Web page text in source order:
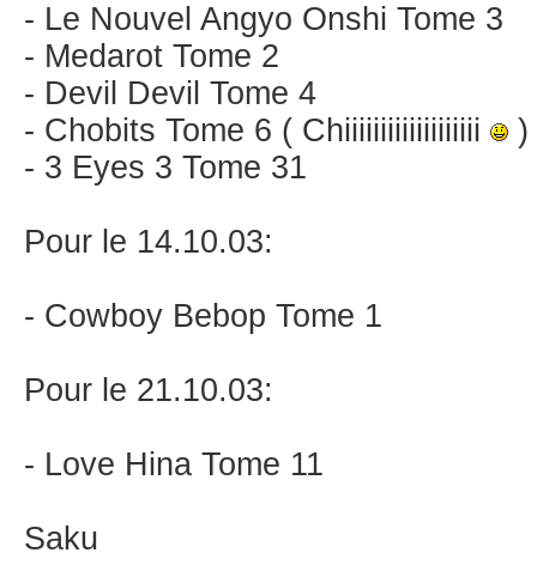
- Le Nouvel Angyo Onshi Tome 3
- Medarot Tome 2
- Devil Devil Tome 4
- Chobits Tome 6 ( Chiiiiiiiiiiiiiiiiiii
)
- 3 Eyes 3 Tome 31
Pour le 14.10.03:
- Cowboy Bebop Tome 1
Pour le 21.10.03:
- Love Hina Tome 11
Saku